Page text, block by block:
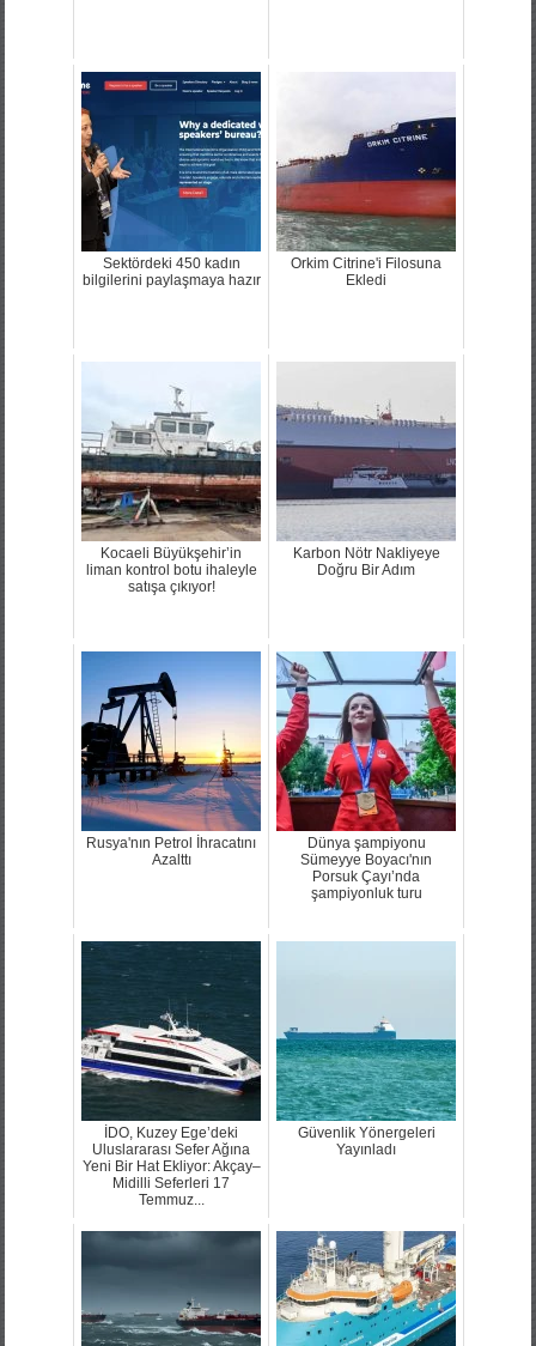
Sektördeki 450 kadın
bilgilerini paylaşmaya hazır
Orkim Citrine'i Filosuna
Ekledi
Kocaeli Büyükşehir’in
liman kontrol botu ihaleyle
satışa çıkıyor!
Karbon Nötr Nakliyeye
Doğru Bir Adım
Rusya'nın Petrol İhracatını
Azalttı
Dünya şampiyonu
Sümeyye Boyacı'nın
Porsuk Çayı’nda
şampiyonluk turu
İDO, Kuzey Ege’deki
Uluslararası Sefer Ağına
Yeni Bir Hat Ekliyor: Akçay–
Midilli Seferleri 17
Temmuz...
Güvenlik Yönergeleri
Yayınladı